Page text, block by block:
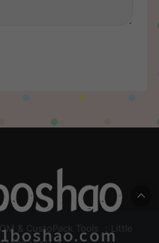
& CustoPack Tools ：Little